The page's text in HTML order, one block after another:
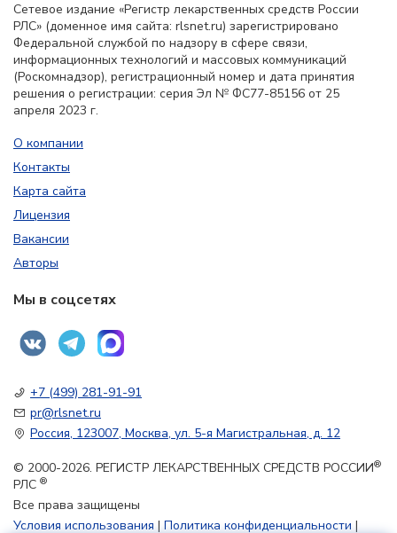
Сетевое издание «Регистр лекарственных средств России
РЛС» (доменное имя сайта: rlsnet.ru) зарегистрировано
Федеральной службой по надзору в сфере связи,
информационных технологий и массовых коммуникаций
(Роскомнадзор), регистрационный номер и дата принятия
решения о регистрации: серия Эл № ФС77-85156 от 25
апреля 2023 г.
О компании
Контакты
Карта сайта
Лицензия
Вакансии
Авторы
Мы в соцсетях
+7 (499) 281-91-91
pr@rlsnet.ru
Россия, 123007, Москва, ул. 5-я Магистральная, д. 12
© 2000-2026. РЕГИСТР ЛЕКАРСТВЕННЫХ СРЕДСТВ РОССИИ®
РЛС ®
Все права защищены
Условия использования | Политика конфиденциальности |